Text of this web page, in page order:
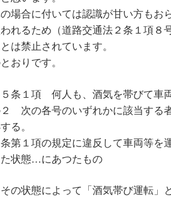
場合に付いては認識が甘い方もお
れるため（道路交通法２条１項８
は禁止されています。
おりです。
条１項 何人も、酒気を帯びて車
次の各号のいずれかに該当する
る。
第１項の規定に違反して車両等を
状態…にあつたもの
の状態によって「酒気帯び運転」